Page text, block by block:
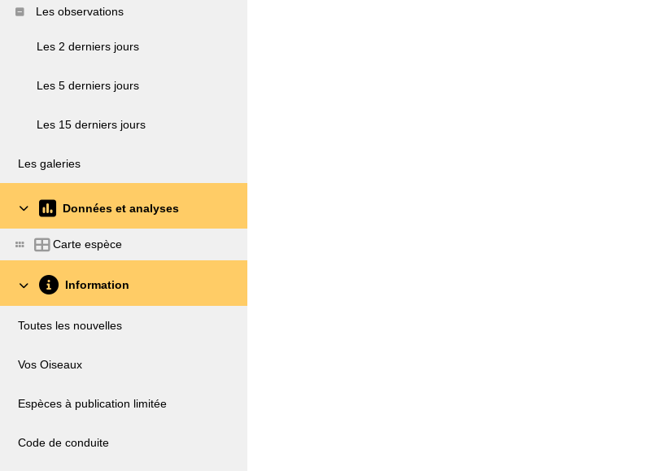
Les observations
Les 2 derniers jours
Les 5 derniers jours
Les 15 derniers jours
Les galeries
Données et analyses
Carte espèce
Information
Toutes les nouvelles
Vos Oiseaux
Espèces à publication limitée
Code de conduite